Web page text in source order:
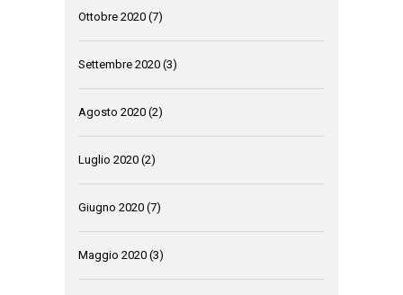
Ottobre 2020 (7)
Settembre 2020 (3)
Agosto 2020 (2)
Luglio 2020 (2)
Giugno 2020 (7)
Maggio 2020 (3)